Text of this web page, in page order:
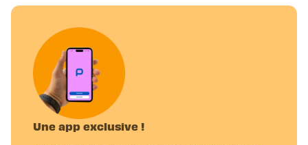
Une app exclusive !